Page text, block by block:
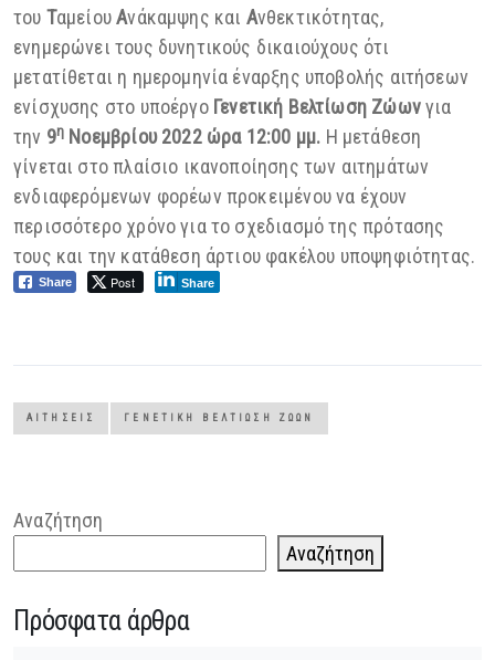
του ΤαμείουΑνάκαμψης και Ανθεκτικότητας,
ενημερώνει τους δυνητικούς δικαιούχους ότι
μετατίθεται η ημερομηνία έναρξης υποβολής αιτήσεων
ενίσχυσης στο υποέργο Γενετική Βελτίωση Ζώωνγια
την 9η Νοεμβρίου 2022 ώρα 12:00 μμ. Η μετάθεση
γίνεται στο πλαίσιο ικανοποίησης των αιτημάτων
ενδιαφερόμενων φορέων προκειμένου να έχουν
περισσότερο χρόνο για το σχεδιασμό της πρότασης
τους και την κατάθεση άρτιου φακέλου υποψηφιότητας.
Share Post Share
ΑΙΤΉΣΕΙΣ ΓΕΝΕΤΙΚΉ ΒΕΛΤΊΩΣΗ ΖΏΩΝ
Αναζήτηση
Αναζήτηση
Πρόσφατα άρθρα